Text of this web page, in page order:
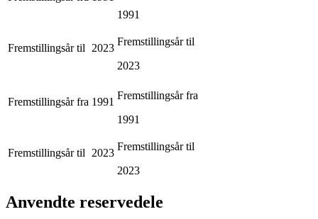
1991
Fremstillingsår til 2023
Fremstillingsår til
2023
Fremstillingsår fra 1991
Fremstillingsår fra
1991
Fremstillingsår til 2023
Fremstillingsår til
2023
Anvendte reservedele